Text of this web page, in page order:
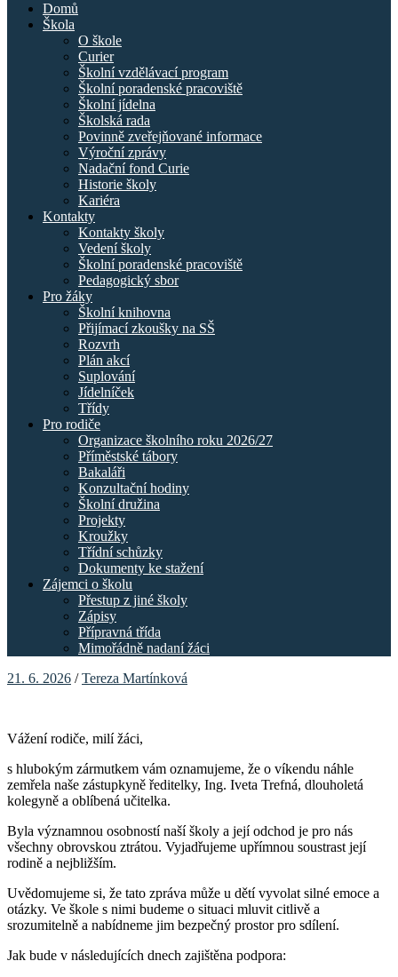
Domů
Škola
O škole
Curier
Školní vzdělávací program
Školní poradenské pracoviště
Školní jídelna
Školská rada
Povinně zveřejňované informace
Výroční zprávy
Nadační fond Curie
Historie školy
Kariéra
Kontakty
Kontakty školy
Vedení školy
Školní poradenské pracoviště
Pedagogický sbor
Pro žáky
Školní knihovna
Přijímací zkoušky na SŠ
Rozvrh
Plán akcí
Suplování
Jídelníček
Třídy
Pro rodiče
Organizace školního roku 2026/27
Příměstské tábory
Bakaláři
Konzultační hodiny
Školní družina
Projekty
Kroužky
Třídní schůzky
Dokumenty ke stažení
Zájemci o školu
Přestup z jiné školy
Zápisy
Přípravná třída
Mimořádně nadaní žáci
21. 6. 2026 /Tereza Martínková
Vážení rodiče, milí žáci,
s hlubokým zármutkem vám oznamujeme, že o víkendu náhle
zemřela naše zástupkyně ředitelky, Ing. Iveta Trefná, dlouholetá
kolegyně a oblíbená učitelka.
Byla významnou osobností naší školy a její odchod je pro nás
všechny obrovskou ztrátou. Vyjadřujeme upřímnou soustrast její
rodině a nejbližším.
Uvědomujeme si, že tato zpráva může u dětí vyvolat silné emoce a
otázky. Ve škole s nimi budeme o situaci mluvit citlivě a
srozumitelně a nabídneme jim bezpečný prostor pro sdílení.
Jak bude v následujících dnech zajištěna podpora: